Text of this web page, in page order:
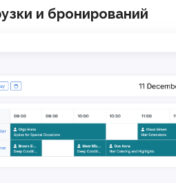
и бронирований